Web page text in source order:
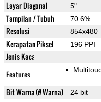
Layar Diagonal 5"
Tampilan / Tubuh 70.6%
Resolusi 854x480
Kerapatan Piksel 196 PPI
Jenis Kaca
Features
Bit Warna (# Warna) 24 bit